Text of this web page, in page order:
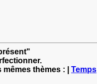
thèmes : | Temps